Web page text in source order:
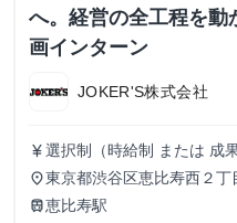
へ。経営の全工程を動
画インターン
JOKER'S株式会社
currency_yen 選択制（時給制 または
1500円でのお支払い ②成
る報酬率での支給
place東京都渋谷区恵比寿西２
train恵比寿駅